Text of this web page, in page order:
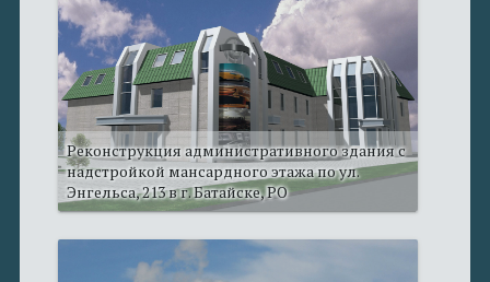
Реконструкция административного здания с
надстройкой мансардного этажа по ул.
Энгельса, 213 в г. Батайске, РО